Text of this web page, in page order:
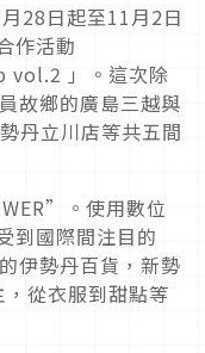
28日起至11月2日
作活動
vol.2 」。這次除
故鄉的廣島三越與
丹立川店等共五間
。使用數位
到國際間注目的
伊勢丹百貨，新勢
從衣服到甜點等